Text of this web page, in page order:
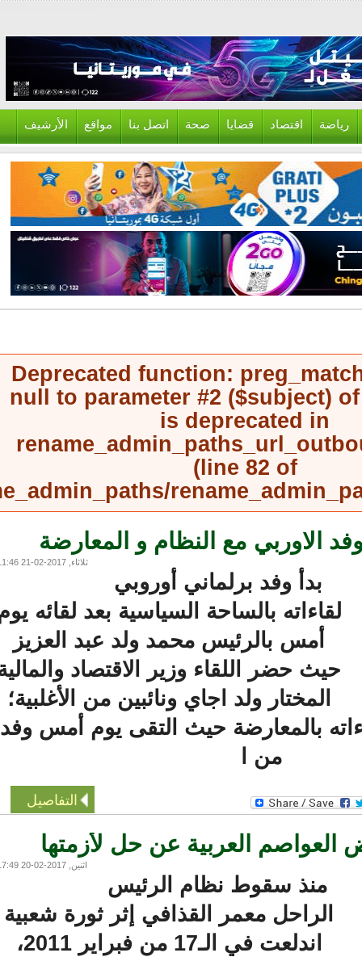
اقتصاد قضايا صحة اتصل بنا مواقع الأرشيف
Deprecated function:
null to parameter #2 ($subject)
is deprecated in
(line82of
الاوربي مع النظام و المعارضة
ثلاثاء, 2017-02-21 11:46
بدأ وفد برلماني أوروبي
لقاءاته بالساحة السياسية بعد لقائه يوم
أمس بالرئيس محمد ولد عبد العزيز
حيث حضر اللقاء وزير الاقتصاد والمالية
المختار ولد اجاي ونائبين من الأغلبية؛
بالمعارضة حيث التقى يوم أمس وفدا
من ا
التفاصيل
العربية عن حل لأزمتها
اثنين, 2017-02-20 17:49
منذ سقوط نظام الرئيس
الراحل معمر القذافي إثر ثورة شعبية
اندلعت في الـ17 من فبراير 2011،